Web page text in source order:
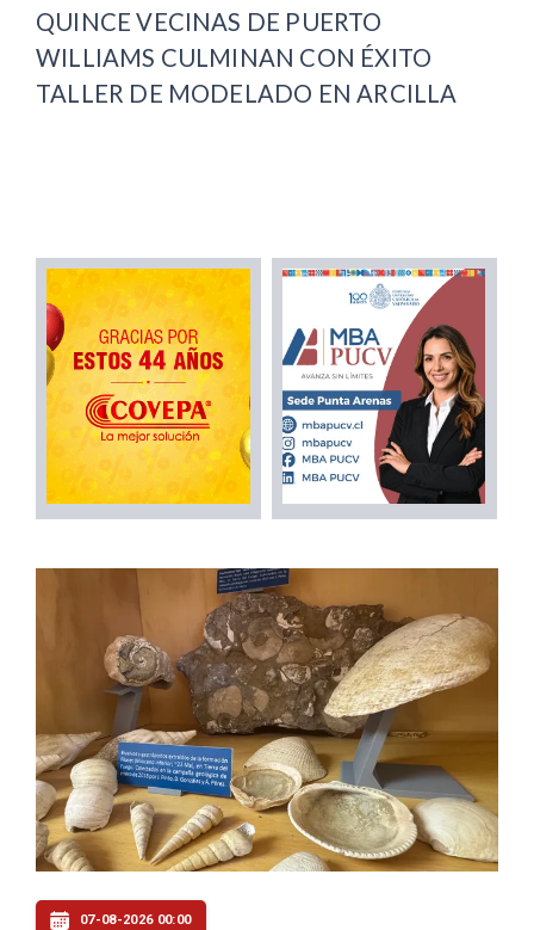
QUINCE VECINAS DE PUERTO
WILLIAMS CULMINAN CON ÉXITO
TALLER DE MODELADO EN ARCILLA
07-08-2026 00:00